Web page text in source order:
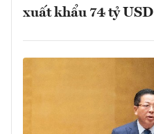
xuất khẩu 74 tỷ USD